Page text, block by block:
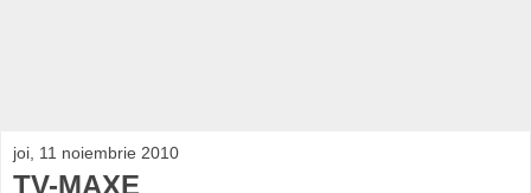
joi, 11 noiembrie 2010
TV-MAXE